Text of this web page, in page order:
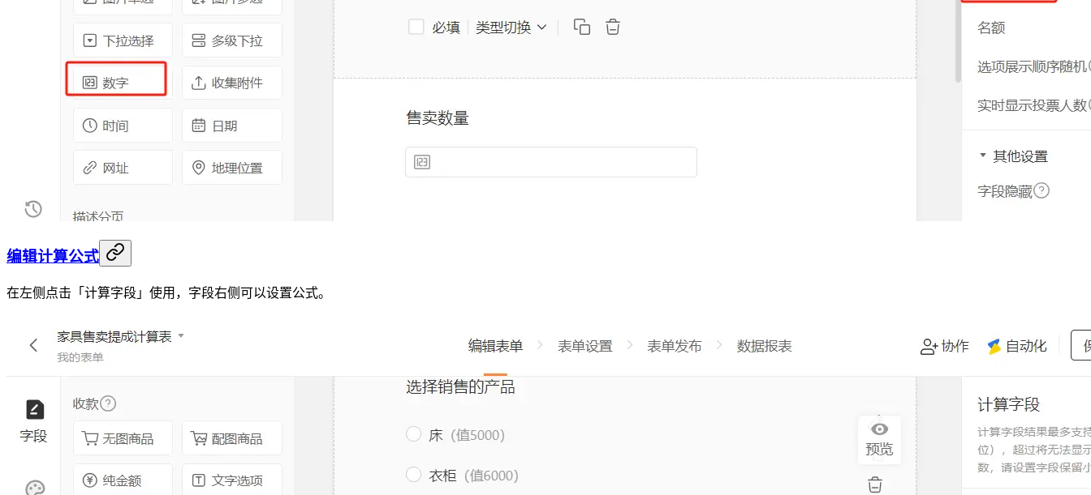
编辑计算公式
在左侧点击「计算字段」使用，字段右侧可以设置公式。